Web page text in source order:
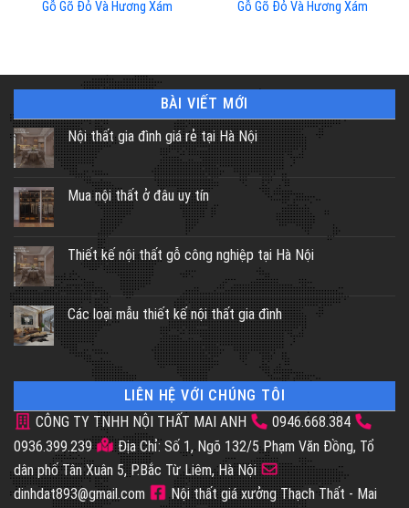
Gỗ Gõ Đỏ Và Hương Xám
Gỗ Gõ Đỏ Và Hương Xám
BÀI VIẾT MỚI
Nội thất gia đình giá rẻ tại Hà Nội
Mua nội thất ở đâu uy tín
Thiết kế nội thất gỗ công nghiệp tại Hà Nội
Các loại mẫu thiết kế nội thất gia đình
LIÊN HỆ VỚI CHÚNG TÔI
CÔNG TY TNHH NỘI THẤT MAI ANH
0946.668.384
0936.399.239
Địa Chỉ: Số 1, Ngõ 132/5 Phạm Văn Đồng, Tổ
dân phố Tân Xuân 5, P.Bắc Từ Liêm, Hà Nội
dinhdat893@gmail.com
Nội thất giá xưởng Thạch Thất - Mai